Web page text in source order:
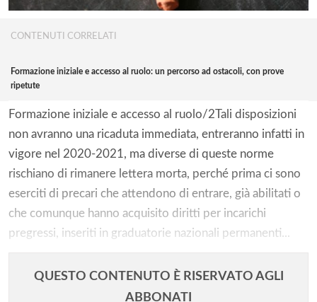
CONTENUTI CORRELATI
Formazione iniziale e accesso al ruolo: un percorso ad ostacoli, con prove
ripetute
Formazione iniziale e accesso al ruolo/2Tali disposizioni
non avranno una ricaduta immediata, entreranno infatti in
vigore nel 2020-2021, ma diverse di queste norme
rischiano di rimanere lettera morta, perché prima ci sono
eserciti di precari che attendono di entrare, già abilitati o
che comunque hanno acquisito diritti per incarichi
pregressi, inseriti in graduatorie nazionali permanenti...
QUESTO CONTENUTO È RISERVATO AGLI
ABBONATI